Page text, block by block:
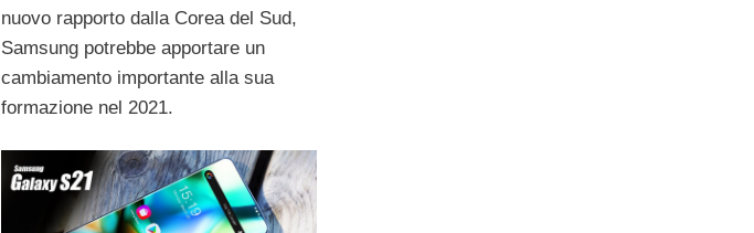
nuovo rapporto dalla Corea del Sud,
Samsung potrebbe apportare un
cambiamento importante alla sua
formazione nel 2021.